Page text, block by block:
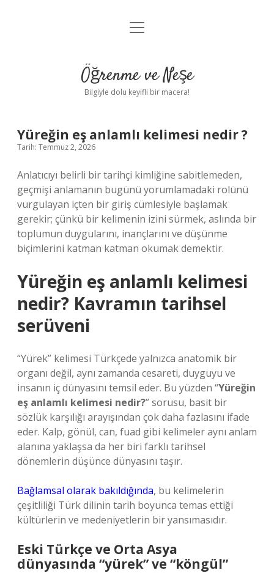
Anasayfa
Yasal Uyarı
menüyü
Öğrenme ve Neşe
Bilgiyle dolu keyifli bir macera!
Yüreğin eş anlamlı kelimesi nedir ?
Tarih: Temmuz 2, 2026
Anlatıcıyı belirli bir tarihçi kimliğine sabitlemeden,
geçmişi anlamanın bugünü yorumlamadaki rolünü
vurgulayan içten bir giriş cümlesiyle başlamak
gerekir; çünkü bir kelimenin izini sürmek, aslında bir
toplumun duygularını, inançlarını ve düşünme
biçimlerini katman katman okumak demektir.
Yüreğin eş anlamlı kelimesi
nedir? Kavramın tarihsel
serüveni
“Yürek” kelimesi Türkçede yalnızca anatomik bir
organı değil, aynı zamanda cesareti, duyguyu ve
insanın iç dünyasını temsil eder. Bu yüzden “Yüreğin
eş anlamlı kelimesi nedir?” sorusu, basit bir
sözlük karşılığı arayışından çok daha fazlasını ifade
eder. Kalp, gönül, can, fuad gibi kelimeler aynı anlam
alanına yaklaşsa da her biri farklı tarihsel
dönemlerin düşünce dünyasını taşır.
Bağlamsal olarak bakıldığında, bu kelimelerin
çeşitliliği Türk dilinin tarih boyunca temas ettiği
kültürlerin ve medeniyetlerin bir yansımasıdır.
Eski Türkçe ve Orta Asya
dünyasında “yürek” ve “köngül”